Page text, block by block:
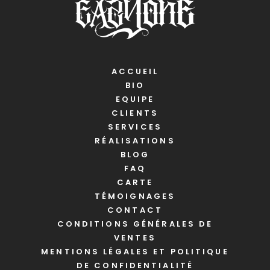
ACCUEIL
BIO
EQUIPE
CLIENTS
SERVICES
RÉALISATIONS
BLOG
FAQ
CARTE
TÉMOIGNAGES
CONTACT
CONDITIONS GÉNÉRALES DE
VENTES
MENTIONS LÉGALES ET POLITIQUE
DE CONFIDENTIALITÉ